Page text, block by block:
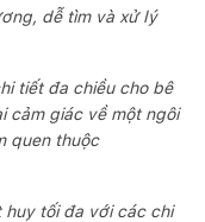
dễ tìm và xử lý
tiết đa chiều cho bê
cảm giác về một ngôi
quen thuộc
tối đa với các chi